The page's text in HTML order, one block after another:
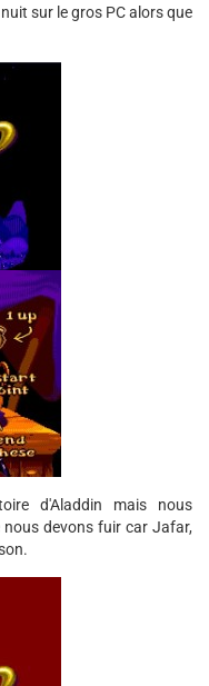
sur le gros PC alors que
d'Aladdin mais nous
devons fuir car Jafar,